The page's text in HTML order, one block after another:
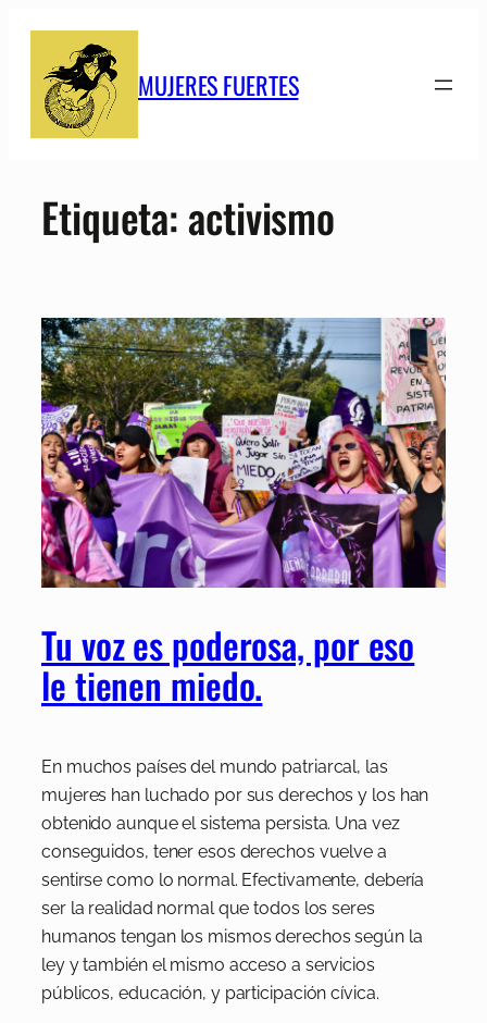
contenido
MUJERES FUERTES
Etiqueta:activismo
Tu voz es poderosa, por eso
le tienen miedo.
En muchos países del mundo patriarcal, las
mujeres han luchado por sus derechos y los han
obtenido aunque el sistema persista. Una vez
conseguidos, tener esos derechos vuelve a
sentirse como lo normal. Efectivamente, debería
ser la realidad normal que todos los seres
humanos tengan los mismos derechos según la
ley y también el mismo acceso a servicios
públicos, educación, y participación cívica.